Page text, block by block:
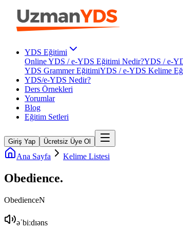
YDS Eğitimi
Online YDS / e-YDS Eğitimi Nedir?YDS / e-
YDS Grammer EğitimiYDS / e-YDS Kelime
YDS/e-YDS Nedir?
Ders Örnekleri
Yorumlar
Blog
Eğitim Setleri
Giriş Yap Ücretsiz Üye Ol
Ana Sayfa Kelime Listesi
Obedience.
ObedienceN
əˈbiːdɪəns